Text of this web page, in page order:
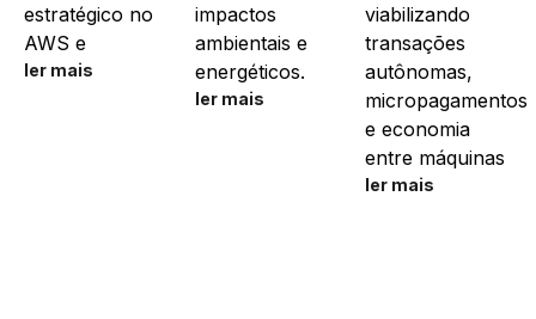
estratégico no
AWS e
ler mais
impactos
ambientais e
energéticos.
ler mais
viabilizando
transações
autônomas,
micropagamentos
e economia
entre máquinas
ler mais